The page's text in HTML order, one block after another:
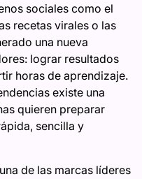
sociales como el
recetas virales o las
una nueva
lograr resultados
horas de aprendizaje.
existe una
quieren preparar
sencilla y
de las marcas líderes